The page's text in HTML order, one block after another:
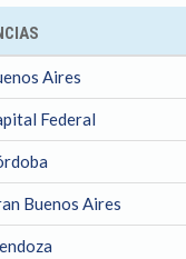
Aires
Federal
Buenos Aires